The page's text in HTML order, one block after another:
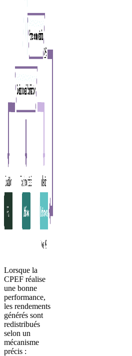
Lorsque la
CPEF réalise
une bonne
performance,
les rendements
générés sont
redistribués
selon un
mécanisme
précis :